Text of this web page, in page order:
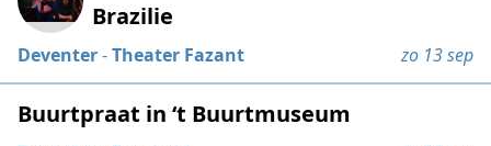
Brazilie
Deventer-Theater Fazant zo 13 sep
Buurtpraat in ‘t Buurtmuseum